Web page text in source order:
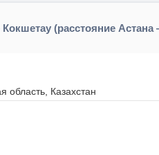
(расстояние